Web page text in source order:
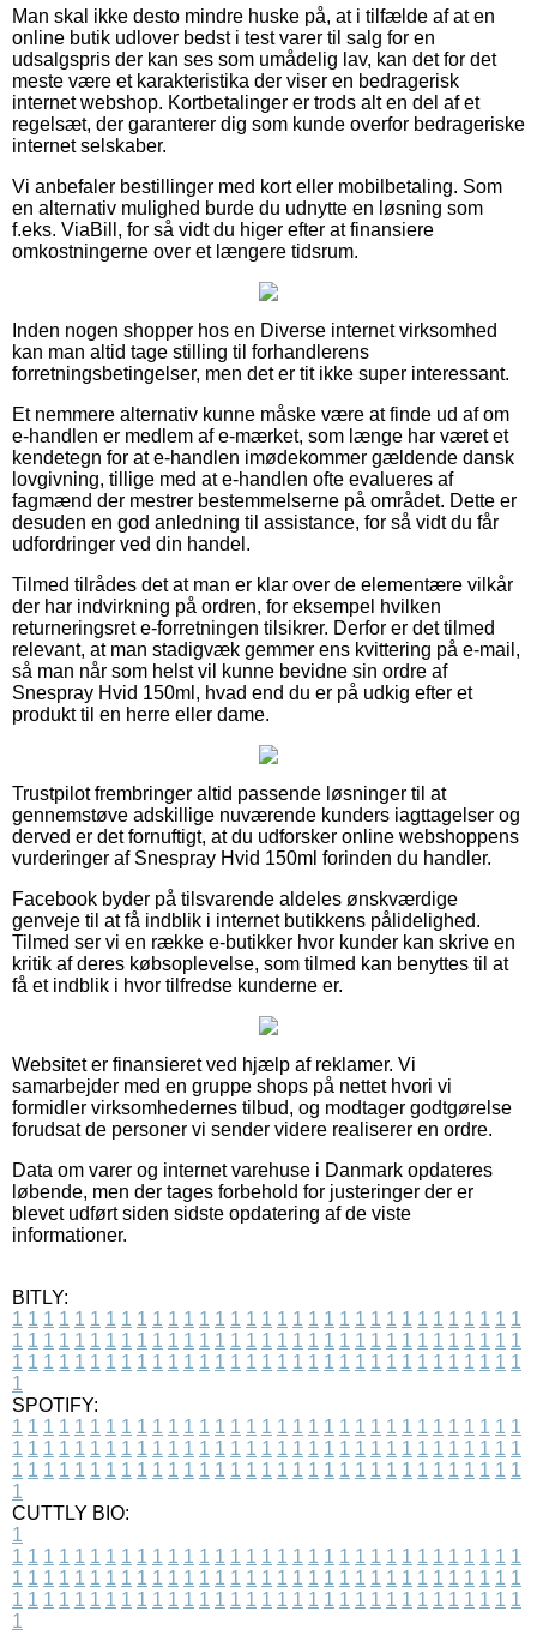
Man skal ikke desto mindre huske på, at i tilfælde af at en
online butik udlover bedst i test varer til salg for en
udsalgspris der kan ses som umådelig lav, kan det for det
meste være et karakteristika der viser en bedragerisk
internet webshop. Kortbetalinger er trods alt en del af et
regelsæt, der garanterer dig som kunde overfor bedrageriske
internet selskaber.
Vi anbefaler bestillinger med kort eller mobilbetaling. Som
en alternativ mulighed burde du udnytte en løsning som
f.eks. ViaBill, for så vidt du higer efter at finansiere
omkostningerne over et længere tidsrum.
Inden nogen shopper hos en Diverse internet virksomhed
kan man altid tage stilling til forhandlerens
forretningsbetingelser, men det er tit ikke super interessant.
Et nemmere alternativ kunne måske være at finde ud af om
e-handlen er medlem af e-mærket, som længe har været et
kendetegn for at e-handlen imødekommer gældende dansk
lovgivning, tillige med at e-handlen ofte evalueres af
fagmænd der mestrer bestemmelserne på området. Dette er
desuden en god anledning til assistance, for så vidt du får
udfordringer ved din handel.
Tilmed tilrådes det at man er klar over de elementære vilkår
der har indvirkning på ordren, for eksempel hvilken
returneringsret e-forretningen tilsikrer. Derfor er det tilmed
relevant, at man stadigvæk gemmer ens kvittering på e-mail,
så man når som helst vil kunne bevidne sin ordre af
Snespray Hvid 150ml, hvad end du er på udkig efter et
produkt til en herre eller dame.
Trustpilot frembringer altid passende løsninger til at
gennemstøve adskillige nuværende kunders iagttagelser og
derved er det fornuftigt, at du udforsker online webshoppens
vurderinger af Snespray Hvid 150ml forinden du handler.
Facebook byder på tilsvarende aldeles ønskværdige
genveje til at få indblik i internet butikkens pålidelighed.
Tilmed ser vi en række e-butikker hvor kunder kan skrive en
kritik af deres købsoplevelse, som tilmed kan benyttes til at
få et indblik i hvor tilfredse kunderne er.
Websitet er finansieret ved hjælp af reklamer. Vi
samarbejder med en gruppe shops på nettet hvori vi
formidler virksomhedernes tilbud, og modtager godtgørelse
forudsat de personer vi sender videre realiserer en ordre.
Data om varer og internet varehuse i Danmark opdateres
løbende, men der tages forbehold for justeringer der er
blevet udført siden sidste opdatering af de viste
informationer.
BITLY:
1 1 1 1 1 1 1 1 1 1 1 1 1 1 1 1 1 1 1 1 1 1 1 1 1 1 1 1 1 1 1 1 1
1 1 1 1 1 1 1 1 1 1 1 1 1 1 1 1 1 1 1 1 1 1 1 1 1 1 1 1 1 1 1 1 1
1 1 1 1 1 1 1 1 1 1 1 1 1 1 1 1 1 1 1 1 1 1 1 1 1 1 1 1 1 1 1 1 1
1
SPOTIFY:
1 1 1 1 1 1 1 1 1 1 1 1 1 1 1 1 1 1 1 1 1 1 1 1 1 1 1 1 1 1 1 1 1
1 1 1 1 1 1 1 1 1 1 1 1 1 1 1 1 1 1 1 1 1 1 1 1 1 1 1 1 1 1 1 1 1
1 1 1 1 1 1 1 1 1 1 1 1 1 1 1 1 1 1 1 1 1 1 1 1 1 1 1 1 1 1 1 1 1
1
CUTTLY BIO:
1
1 1 1 1 1 1 1 1 1 1 1 1 1 1 1 1 1 1 1 1 1 1 1 1 1 1 1 1 1 1 1 1 1
1 1 1 1 1 1 1 1 1 1 1 1 1 1 1 1 1 1 1 1 1 1 1 1 1 1 1 1 1 1 1 1 1
1 1 1 1 1 1 1 1 1 1 1 1 1 1 1 1 1 1 1 1 1 1 1 1 1 1 1 1 1 1 1 1 1
1